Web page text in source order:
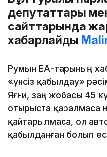
депутаттары
сайттарында
хабарлайды
Румын БАҚ-тарының
«үнсіз қабылдау»
Яғни, заң жобасы 45
отырыста қаралмаса
қайтарылмаса, ол
қабылданған болып